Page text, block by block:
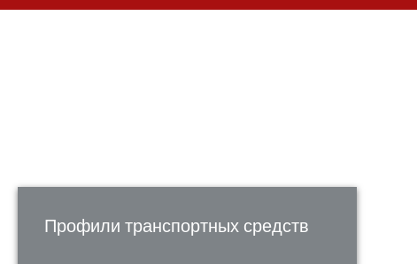
Профили транспортных средств